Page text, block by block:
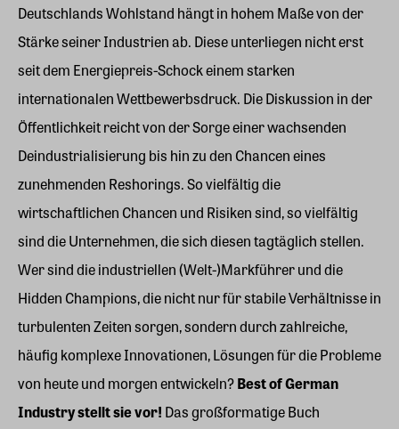
Deutschlands Wohlstand hängt in hohem Maße von der
Stärke seiner Industrien ab. Diese unterliegen nicht erst
seit dem Energiepreis-Schock einem starken
internationalen Wettbewerbsdruck. Die Diskussion in der
Öffentlichkeit reicht von der Sorge einer wachsenden
Deindustrialisierung bis hin zu den Chancen eines
zunehmenden Reshorings. So vielfältig die
wirtschaftlichen Chancen und Risiken sind, so vielfältig
sind die Unternehmen, die sich diesen tagtäglich stellen.
Wer sind die industriellen (Welt-)Markführer und die
Hidden Champions, die nicht nur für stabile Verhältnisse in
turbulenten Zeiten sorgen, sondern durch zahlreiche,
häufig komplexe Innovationen, Lösungen für die Probleme
von heute und morgen entwickeln?Best of German
Industry stellt sie vor! Das großformatige Buch